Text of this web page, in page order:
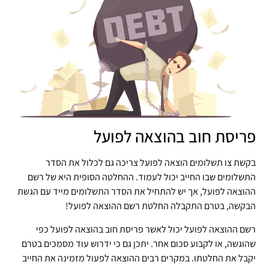
פריסת חוב בהוצאה לפועל
בקשת צו תשלומים הוצאה לפועל צריכה גם לכלול את הסדר
התשלומים שבו החייב יכול לעמוד. ההחלטה הסופית היא של רשם
ההוצאה לפועל, אך יש להתחיל את הסדר התשלומים מייד עם הגשת
הבקשה, בטרם התקבלה החלטת רשם ההוצאה לפועל!
רשם ההוצאה לפועל יכול לאשר פריסת חוב בהוצאה לפועל כפי
שהוגשה, או לקבוע סכום אחר. יתכן גם כי ידרוש עוד מסמכים בטרם
יקבל את החלטתו. במקרים רבים ההוצאה לפעול מזמינה את החייב